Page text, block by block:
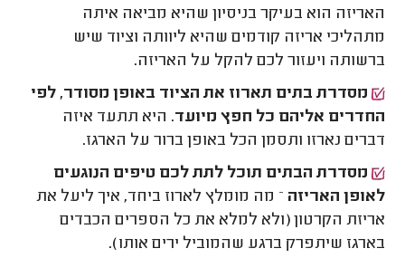
האריזה הוא בעיקר בניסיון שהיא מביאה איתה
מתהליכי אריזה קודמים שהיא ליוותה וציוד שיש
ברשותה ויעזור לכם להקל על האריזה.
מסדרת בתים תארוז את הציוד באופן מסודר, לפי
החדרים אליהם כל חפץ מיועד. היא תתעד איזה
דברים נארזו ותסמן הכל באופן ברור על הארגז.
מסדרת הבתים תוכל לתת לכם טיפים הנוגעים
לאופן האריזה – מה מומלץ לארוז ביחד, איך ליעל את
אריזת הקרטון (ולא למלא את כל הספרים הכבדים
בארגז שיתפרק ברגע שהמוביל ירים אותו).